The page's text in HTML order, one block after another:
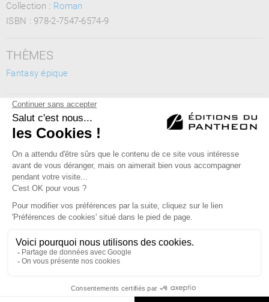
Collection : Roman
ISBN : 978-2-7547-6574-9
THÈMES
Fantasy épique
MOTS CLÉS
fantasy, fantasy épique, fantastique, fiction, extraordinaire
Éditions du Panthéon - 12, rue Antoine Bourdelle
75015 Paris
01 43 71 14 72
FAQ LIBRAIRIES MENTIONS LÉGALES